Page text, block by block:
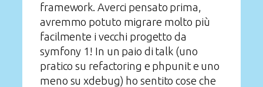
framework. Averci pensato prima,
avremmo potuto migrare molto più
facilmente i vecchi progetto da
symfony 1! In un paio di talk (uno
pratico su refactoring e phpunit e uno
meno su xdebug) ho sentito cose che